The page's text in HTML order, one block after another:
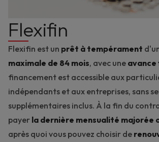
Flexifin
Flexifin est un prêt à tempérament
maximale de 84 mois, avec une
financement est accessible aux
indépendants et aux entreprises, sans
supplémentaires inclus. À la fin du
payer la dernière mensualité majorée
après quoi vous pouvez choisir de